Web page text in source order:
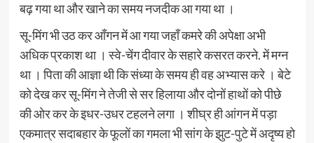
बढ़ गया था और खाने का समय नजदीक आ गया था ।
सू-मिंग भी उठ कर आँगन में आ गया जहाँ कमरे की अपेक्षा अभी
अधिक प्रकाश था । स्वे-चेंग दीवार के सहारे कसरत करने. में मग्न
था । पिता की आज्ञा थी कि संध्या के समय ही वह अभ्यास करे । बेटे
को देख कर सू-मिंग ने तेजी से सर हिलाया और दोनों हाथों को पीछे
की ओर कर के इधर-उधर टहलने लगा । शीघ्र ही आंगन में पड़ा
एकमात्र सदाबहार के फूलों का गमला भी सांग के झुट-पुटे में अदृष्य हो